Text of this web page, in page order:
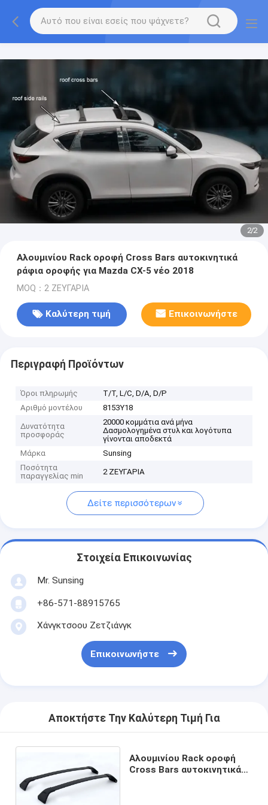
2/2
Αλουμινίου Rack οροφή Cross Bars αυτοκινητικά
ράφια οροφής για Mazda CX-5 νέο 2018
MOQ：2 ΖΕΥΓΑΡΙΑ
Καλύτερη τιμή Επικοινωνήστε
Περιγραφή Προϊόντων
Όροι πληρωμής
Τ/Τ, L/C, D/A, D/P
Αριθμό μοντέλου
8153Y18
Δυνατότητα
προσφοράς
20000 κομμάτια ανά μήνα
Δασμολογημένα στυλ και λογότυπα
γίνονται αποδεκτά
Μάρκα
Sunsing
Ποσότητα
παραγγελίας min
2 ΖΕΥΓΑΡΙΑ
Δείτε περισσότερων
Στοιχεία Επικοινωνίας
Mr. Sunsing
+86-571-88915765
Χάνγκτσοου Ζετζιάνγκ
Επικοινωνήστε
Αποκτήστε Την Καλύτερη Τιμή Για
Αλουμινίου Rack οροφή
Cross Bars αυτοκινητικά